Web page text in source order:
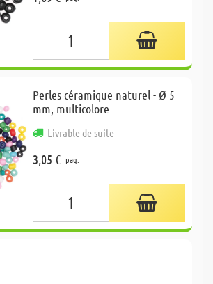
Perles céramique naturel - Ø 5
mm, multicolore
Livrable de suite
3,05 € paq.